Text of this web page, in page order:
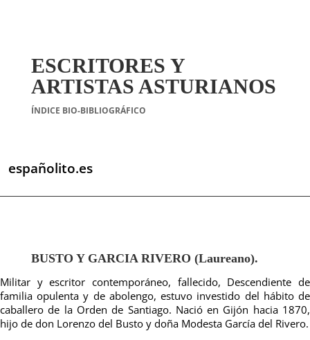
ESCRITORES Y
ARTISTAS ASTURIANOS
ÍNDICE BIO-BIBLIOGRÁFICO
españolito.es
BUSTO Y GARCIA RIVERO (Laureano).
Militar y escritor contemporáneo, fallecido, Descendiente de
familia opulenta y de abolengo, estuvo investido del hábito de
caballero de la Orden de Santiago. Nació en Gijón hacia 1870,
hijo de don Lorenzo del Busto y doña Modesta García del Rivero.